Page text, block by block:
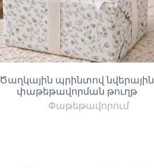
Ծաղկային պրինտով նվերային
փաթեթավորման թուղթ
Փաթեթավորում